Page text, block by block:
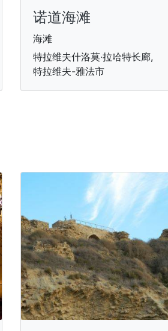
诺道海滩
海滩
特拉维夫什洛莫·拉哈特长廊,
特拉维夫-雅法市